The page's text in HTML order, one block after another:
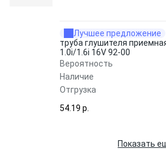
Лучшее предложение
труба глушителя
1.0i/1.6i 16V 92-00
Вероятность
Наличие
Отгрузка
54.19 p.
Показать